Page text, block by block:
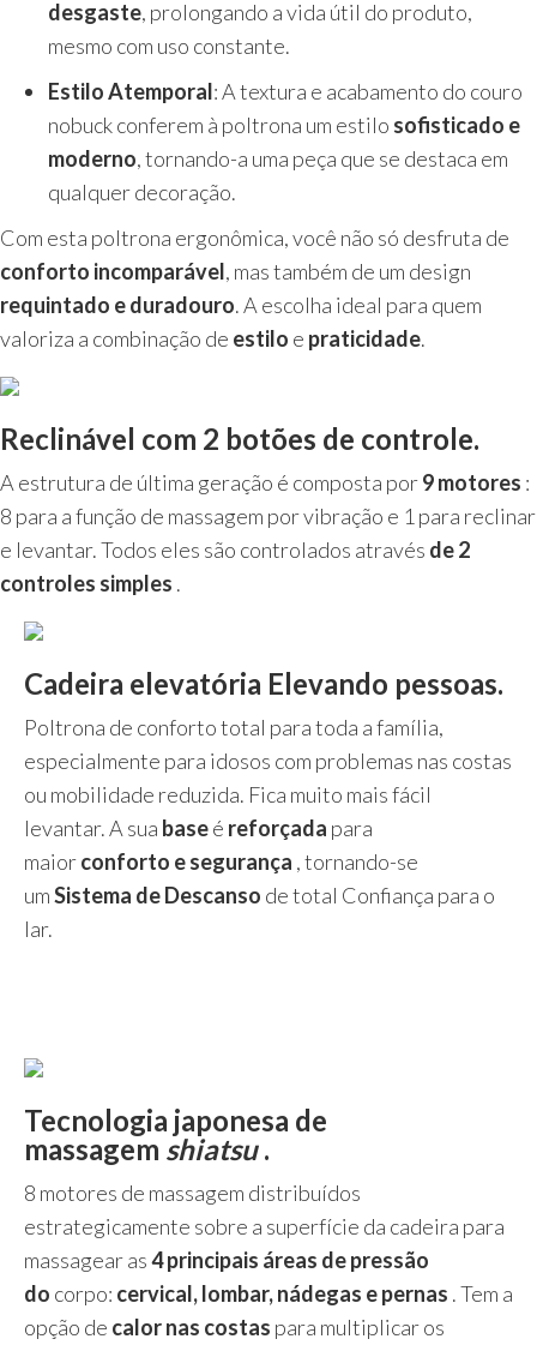
desgaste, prolongando a vida útil do produto,
mesmo com uso constante.
Estilo Atemporal: A textura e acabamento do couro
nobuck conferem à poltrona um estilo sofisticado e
moderno, tornando-a uma peça que se destaca em
qualquer decoração.
Com esta poltrona ergonômica, você não só desfruta de
conforto incomparável, mas também de um design
requintado e duradouro. A escolha ideal para quem
valoriza a combinação de estilo e praticidade.
Reclinável com 2 botões de controle.
A estrutura de última geração é composta por9 motores :
8 para a função de massagem por vibração e 1 para reclinar
e levantar. Todos eles são controlados através de 2
controles simples .
Cadeira elevatória Elevando pessoas.
Poltrona de conforto total para toda a família,
especialmente para idosos com problemas nas costas
ou mobilidade reduzida. Fica muito mais fácil
levantar. A sua baseé reforçada para
maiorconforto e segurança , tornando-se
umSistema de Descanso de total Confiança para o
lar.
Tecnologia japonesa de
massagem shiatsu.
8 motores de massagem distribuídos
estrategicamente sobre a superfície da cadeira para
massagear as4 principais áreas de pressão
do corpo: cervical, lombar, nádegas e pernas . Tem a
opção de calor nas costas para multiplicar os